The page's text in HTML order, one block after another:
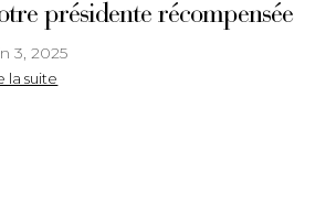
présidente récompensée
3, 2025
la suite